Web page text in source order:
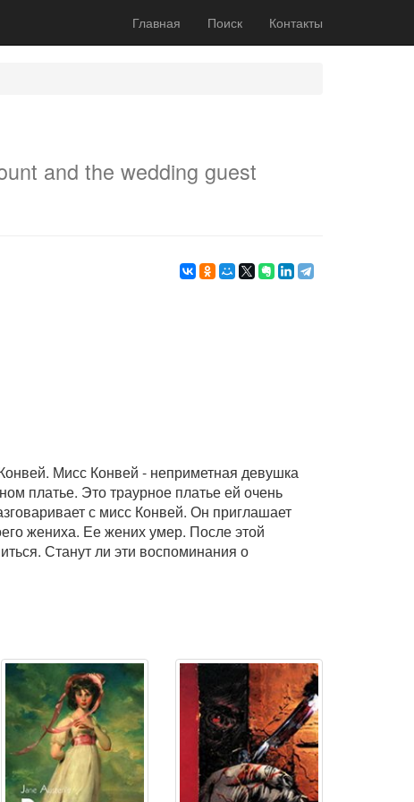
Главная Поиск Контакты
and the wedding guest
Мисс Конвей - неприметная девушка
платье. Это траурное платье ей очень
с мисс Конвей. Он приглашает
жениха. Ее жених умер. После этой
Станут ли эти воспоминания о